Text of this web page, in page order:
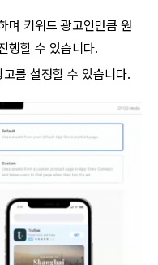
며 키워드 광고인만큼 원
행할 수 있습니다.
를 설정할 수 있습니다.